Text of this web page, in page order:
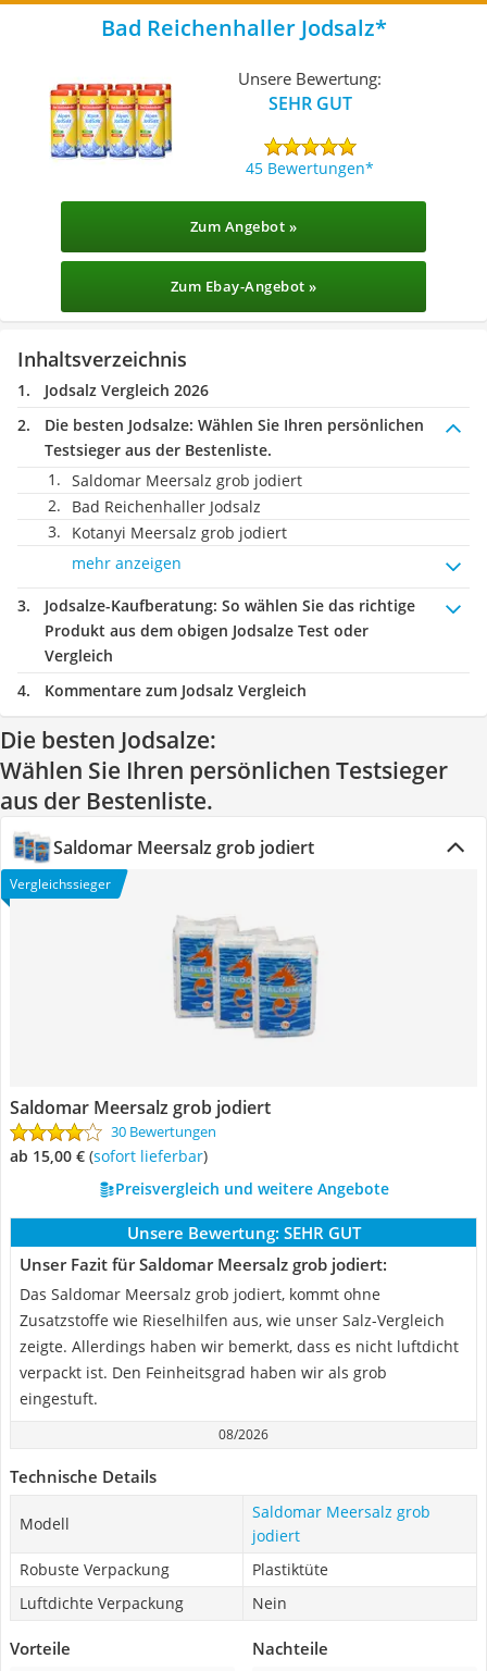
Bad Reichenhaller Jodsalz
Unsere Bewertung:
SEHR GUT
45 Bewertungen
Zum Angebot »
Zum Ebay-Angebot »
Inhaltsverzeichnis
Jodsalz Vergleich 2026
Die besten Jodsalze: Wählen Sie Ihren persönlichen
Testsieger aus der Bestenliste.
Saldomar Meersalz grob jodiert
Bad Reichenhaller Jodsalz
Kotanyi Meersalz grob jodiert
mehr anzeigen
Jodsalze-Kaufberatung: So wählen Sie das richtige
Produkt aus dem obigen Jodsalze Test oder
Vergleich
Kommentare zum Jodsalz Vergleich
Die besten Jodsalze:
Wählen Sie Ihren persönlichen Testsieger
aus der Bestenliste.
Saldomar Meersalz grob jodiert
Vergleichssieger
Saldomar Meersalz grob jodiert
30 Bewertungen
ab 15,00 € ( Sofort lieferbar)
Preisvergleich und weitere Angebote
Unsere Bewertung: SEHR GUT
Unser Fazit für Saldomar Meersalz grob jodiert:
Das Saldomar Meersalz grob jodiert, kommt ohne
Zusatzstoffe wie Rieselhilfen aus, wie unser Salz-Vergleich
zeigte. Allerdings haben wir bemerkt, dass es nicht luftdicht
verpackt ist. Den Feinheitsgrad haben wir als grob
eingestuft.
08/2026
Technische Details
Modell
Saldomar Meersalz grob
jodiert
Robuste Verpackung
Plastiktüte
Luftdichte Verpackung
Nein
Vorteile Nachteile